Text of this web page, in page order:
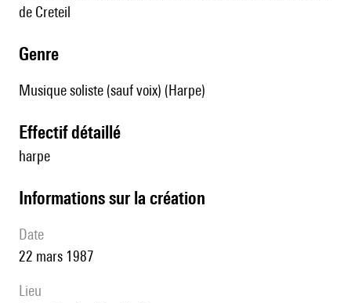
de Creteil
genre
Musique soliste (sauf voix) (Harpe)
effectif détaillé
harpe
informations sur la création
date
22 mars 1987
lieu